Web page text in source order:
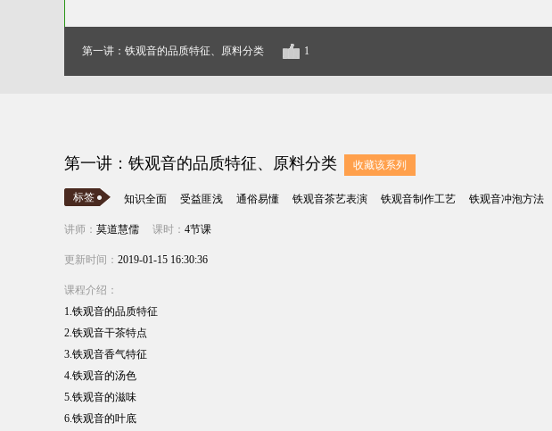
第一讲：铁观音的品质特征、原料分类 1
第一讲：铁观音的品质特征、原料分类 收藏该系列
标签 知识全面 受益匪浅 通俗易懂 铁观音茶艺表演 铁观音制作工艺 铁观音冲泡方法
讲师： 莫道慧儒 课时： 4节课
更新时间： 2019-01-15 16:30:36
课程介绍：
1.铁观音的品质特征
2.铁观音干茶特点
3.铁观音香气特征
4.铁观音的汤色
5.铁观音的滋味
6.铁观音的叶底